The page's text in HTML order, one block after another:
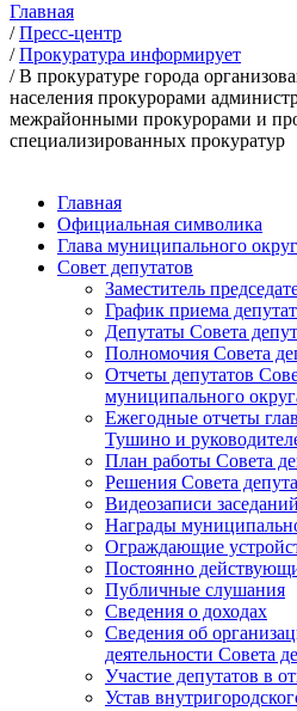
Главная
/Пресс-центр
/Прокуратура информирует
/В прокуратуре города
населения прокурорами
межрайонными прокурорами и
специализированных прокуратур
Главная
Официальная символика
Глава муниципального
Совет депутатов
Заместитель
График приема
Депутаты Совета
Полномочия Совета
Отчеты депутатов
муниципального
Ежегодные отчеты
Тушино и
План работы Совета
Решения Совета
Видеозаписи заседаний
Награды
Ограждающие
Постоянно
Публичные слушания
Сведения о доходах
Сведения об
деятельности Совета
Участие депутатов в
Устав